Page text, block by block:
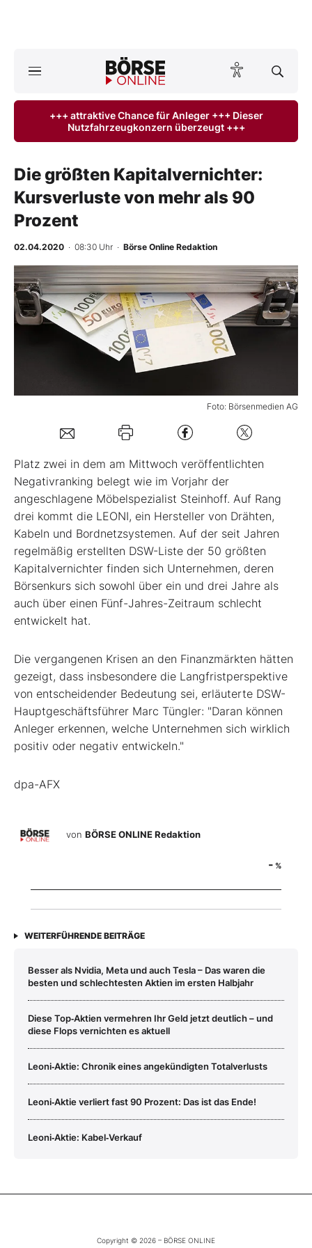
ktuelle Ausgabe BÖRSE ONLINE lesen
Anlageprodukte
Finanz-Check
BO-Musterdepots
Experten
Mein B:O
Folgen Sie uns
Kontakt
+++ attraktive Chance für Anleger +++ Dieser
Nutzfahrzeugkonzern überzeugt +++
Die größten Kapitalvernichter:
Kursverluste von mehr als 90
Prozent
02.04.2020 · 08:30 Uhr · Börse Online Redaktion
Foto: Börsenmedien AG
-%
Platz zwei in dem am Mittwoch veröffentlichten
Negativranking belegt wie im Vorjahr der
angeschlagene Möbelspezialist Steinhoff. Auf Rang
drei kommt die LEONI, ein Hersteller von Drähten,
Kabeln und Bordnetzsystemen. Auf der seit Jahren
regelmäßig erstellten DSW-Liste der 50 größten
Kapitalvernichter finden sich Unternehmen, deren
Börsenkurs sich sowohl über ein und drei Jahre als
auch über einen Fünf-Jahres-Zeitraum schlecht
entwickelt hat.
Die vergangenen Krisen an den Finanzmärkten hätten
gezeigt, dass insbesondere die Langfristperspektive
von entscheidender Bedeutung sei, erläuterte DSW-
Hauptgeschäftsführer Marc Tüngler: "Daran können
Anleger erkennen, welche Unternehmen sich wirklich
positiv oder negativ entwickeln."
dpa-AFX
von BÖRSE ONLINE Redaktion
- %
WEITERFÜHRENDE BEITRÄGE
Besser als Nvidia, Meta und auch Tesla – Das waren die
besten und schlechtesten Aktien im ersten Halbjahr
Diese Top‑Aktien vermehren Ihr Geld jetzt deutlich – und
diese Flops vernichten es aktuell
Leoni‑Aktie: Chronik eines angekündigten Totalverlusts
Leoni‑Aktie verliert fast 90 Prozent: Das ist das Ende!
Leoni‑Aktie: Kabel‑Verkauf
Copyright © 2026 – BÖRSE ONLINE